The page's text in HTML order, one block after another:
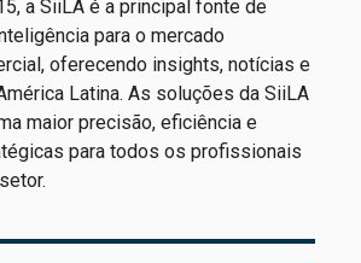
a SiiLA é a principal fonte de
para o mercado
oferecendo insights, notícias e
Latina. As soluções da SiiLA
maior precisão, eficiência e
para todos os profissionais